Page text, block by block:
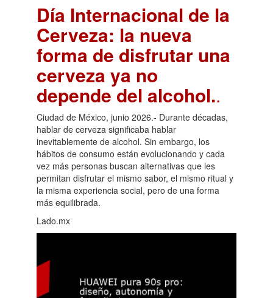
Día Internacional de la
Cerveza: la nueva
forma de disfrutar una
cerveza ya no
depende del alcohol..
Ciudad de México, junio 2026.- Durante décadas,
hablar de cerveza significaba hablar
inevitablemente de alcohol. Sin embargo, los
hábitos de consumo están evolucionando y cada
vez más personas buscan alternativas que les
permitan disfrutar el mismo sabor, el mismo ritual y
la misma experiencia social, pero de una forma
más equilibrada.
Lado.mx